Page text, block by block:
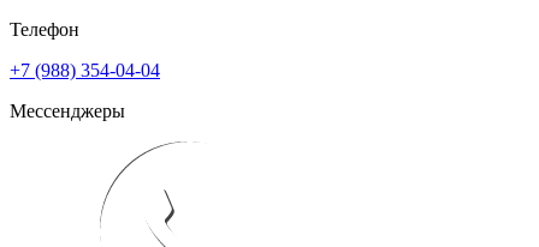
Телефон
+7 (988) 354-04-04
Мессенджеры